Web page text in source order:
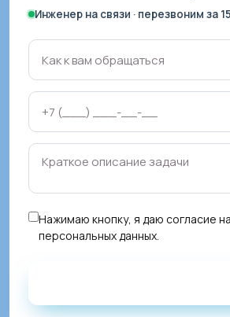
Инженер на связи · перезвоним за
Нажимаю кнопку, я даю согласие
персональных данных.